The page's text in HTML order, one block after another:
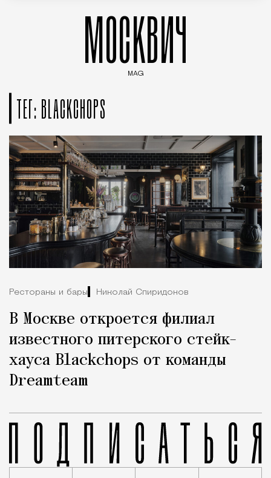
МОСКВИЧ
MAG
ТЕГ: BLACKCHOPS
Рестораны и бары Николай Спиридонов
В Москве откроется филиал
известного питерского стейк-
хауса Blackchops от команды
Dreamteam